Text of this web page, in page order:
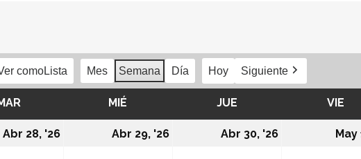
comoLista Mes Semana Día Hoy Siguiente
MIÉ JUE VIE
Abr 28, '26 28/04/2026
Abr 29, '26 29/04/2026
Abr 30, '26 30/04/2026
May